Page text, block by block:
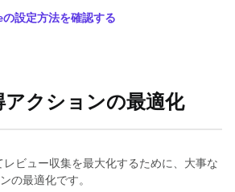
設定方法を確認する
アクションの最適化
ビュー収集を最大化するために、大事な
の最適化です。